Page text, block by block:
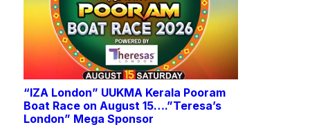
“IZA London” UUKMA Kerala Pooram
Boat Race on August 15….”Teresa’s
London” Mega Sponsor